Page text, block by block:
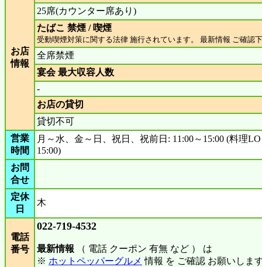
お店
情報
25席(カウンター席あり)
たばこ 禁煙 / 喫煙
受動喫煙対策に関する法律 施行されています。 最新情報 ご確認
全席禁煙
宴会 最大収容人数
-
お店の貸切
貸切不可
営業
時間
月～水、金～日、祝日、祝前日: 11:00～15:00 (料理
15:00)
お問
合せ
定休
日
木
電話
番号
022-719-4532
最新情報 （ 電話 クーポン 有無 など ） は
※ ホットペッパーグルメ 情報 を ご確認 お願いしま